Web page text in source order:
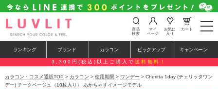
t
o
e
n
a
商品
検索
マイ
ページ
お気に
入り
カート
ランキング ブランド カラコン ピックアップ キャンペーン
3,300円(税込)以上ご購入で 送料無料！
カラコン・コスメ通販TOP > カラコン > 使用期限 > ワンデー > Cheritta 1day (チェリッタワン
デー) チークベージュ（10枚入り） あかちゃすイメージモデル